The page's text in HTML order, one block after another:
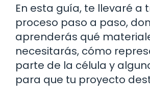
En esta guía, te llevaré a
proceso paso a paso,
aprenderás qué
necesitarás, cómo
parte de la célula y
para que tu proyecto